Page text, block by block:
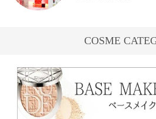
COSME